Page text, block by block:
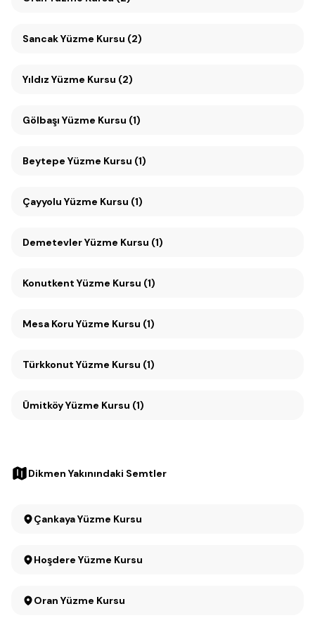
Sancak Yüzme Kursu (2)
Yıldız Yüzme Kursu (2)
Gölbaşı Yüzme Kursu (1)
Beytepe Yüzme Kursu (1)
Çayyolu Yüzme Kursu (1)
Demetevler Yüzme Kursu (1)
Konutkent Yüzme Kursu (1)
Mesa Koru Yüzme Kursu (1)
Türkkonut Yüzme Kursu (1)
Ümitköy Yüzme Kursu (1)
Dikmen Yakınındaki Semtler
Çankaya Yüzme Kursu
Hoşdere Yüzme Kursu
Oran Yüzme Kursu